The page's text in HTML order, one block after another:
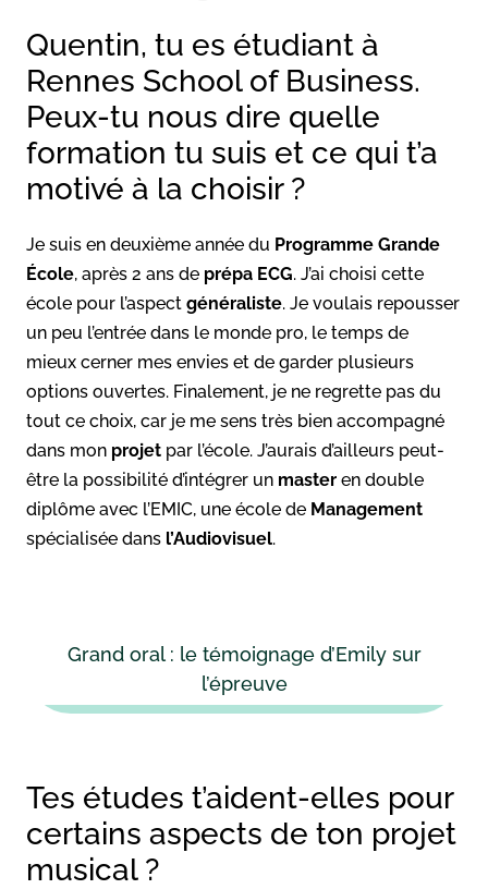
Quentin, tu es étudiant à
Rennes School of Business.
Peux-tu nous dire quelle
formation tu suis et ce qui t’a
motivé à la choisir ?
Je suis en deuxième année du Programme Grande
École, après 2 ans de prépa ECG. J’ai choisi cette
école pour l’aspect généraliste. Je voulais repousser
un peu l’entrée dans le monde pro, le temps de
mieux cerner mes envies et de garder plusieurs
options ouvertes. Finalement, je ne regrette pas du
tout ce choix, car je me sens très bien accompagné
dans mon projet par l’école. J’aurais d’ailleurs peut-
être la possibilité d’intégrer un master en double
diplôme avec l’EMIC, une école de Management
spécialisée dans l’Audiovisuel.
Grand oral : le témoignage d’Emily sur
l’épreuve
Tes études t’aident-elles pour
certains aspects de ton projet
musical ?